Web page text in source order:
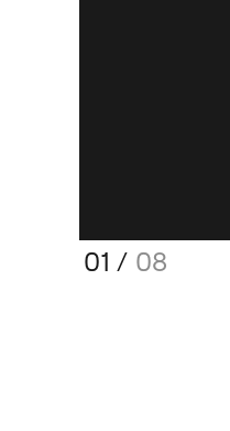
01 / 08